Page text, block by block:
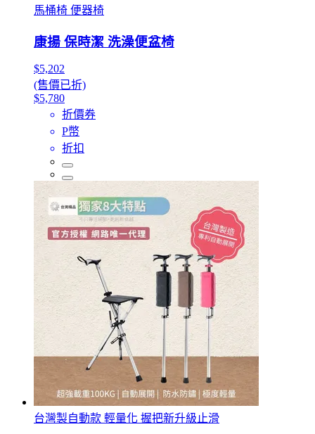
馬桶椅 便器椅
康揚 保時潔 洗澡便盆椅
$5,202
(售價已折)
$5,780
折價券
P幣
折扣
台灣製自動款 輕量化 握把新升級止滑